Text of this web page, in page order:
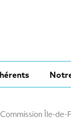
Commission Île-de-